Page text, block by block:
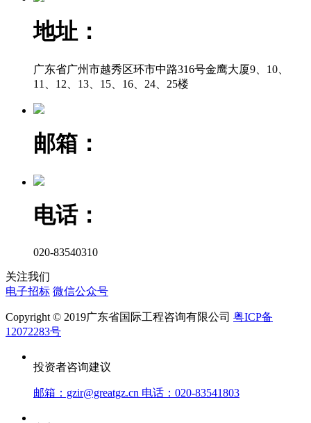
地址：
广东省广州市越秀区环市中路316号金鹰大厦9、10、
11、12、13、15、16、24、25楼
邮箱：
电话：
020-83540310
关注我们
电子招标 微信公众号
Copyright © 2019广东省国际工程咨询有限公司 粤ICP备
12072283号
投资者咨询建议
邮箱：gzir@greatgz.cn 电话：020-83541803